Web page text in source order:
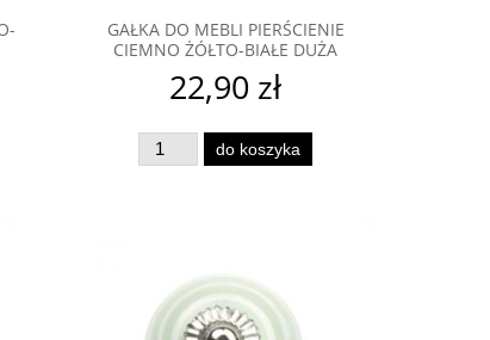
GAŁKA DO MEBLI PIERŚCIENIE
CIEMNO ŻÓŁTO-BIAŁE DUŻA
22,90 zł
do koszyka